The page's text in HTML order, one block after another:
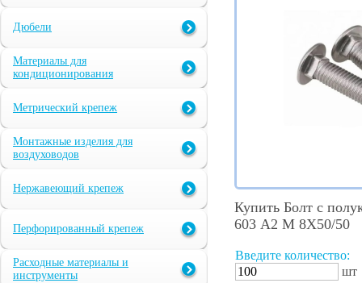
Дюбели
Материалы для
кондиционирования
Метрический крепеж
Монтажные изделия для
воздуховодов
Нержавеющий крепеж
Перфорированный крепеж
Расходные материалы и
инструменты
Купить Болт с
603 А2 M 8X50/50
Введите количество:
шт